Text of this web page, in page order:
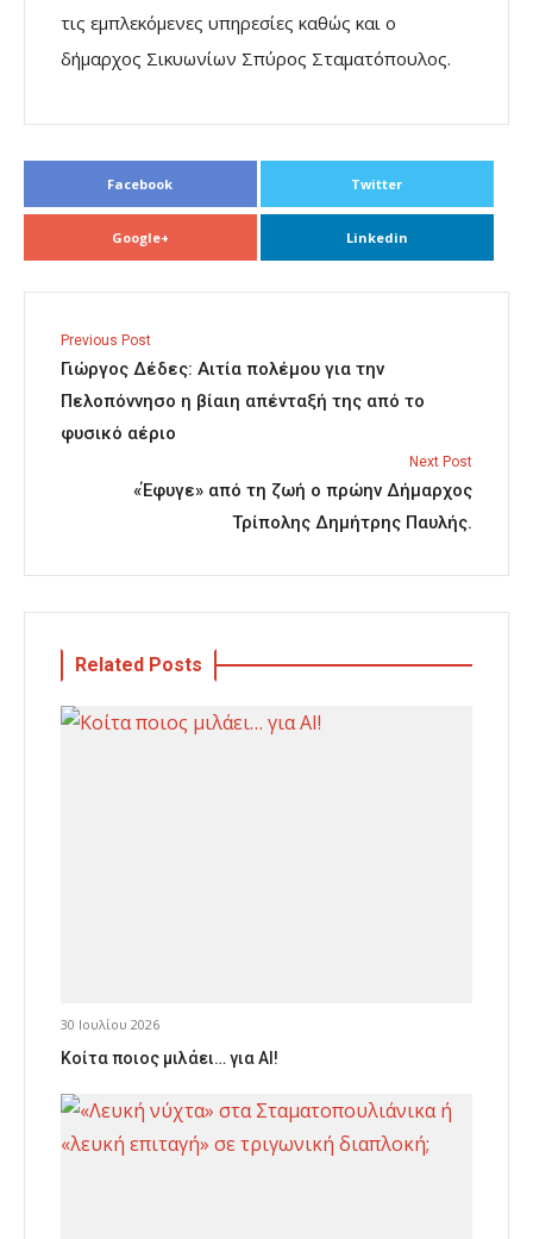
τις εμπλεκόμενες υπηρεσίες καθώς και ο
δήμαρχος Σικυωνίων Σπύρος Σταματόπουλος.
Facebook Twitter
Google+ Linkedin
Previous Post
Γιώργος Δέδες: Αιτία πολέμου για την
Πελοπόννησο η βίαιη απένταξή της από το
φυσικό αέριο
Next Post
«Έφυγε» από τη ζωή ο πρώην Δήμαρχος
Τρίπολης Δημήτρης Παυλής.
Related Posts
30 Ιουλίου 2026
Κοίτα ποιος μιλάει… για AI!